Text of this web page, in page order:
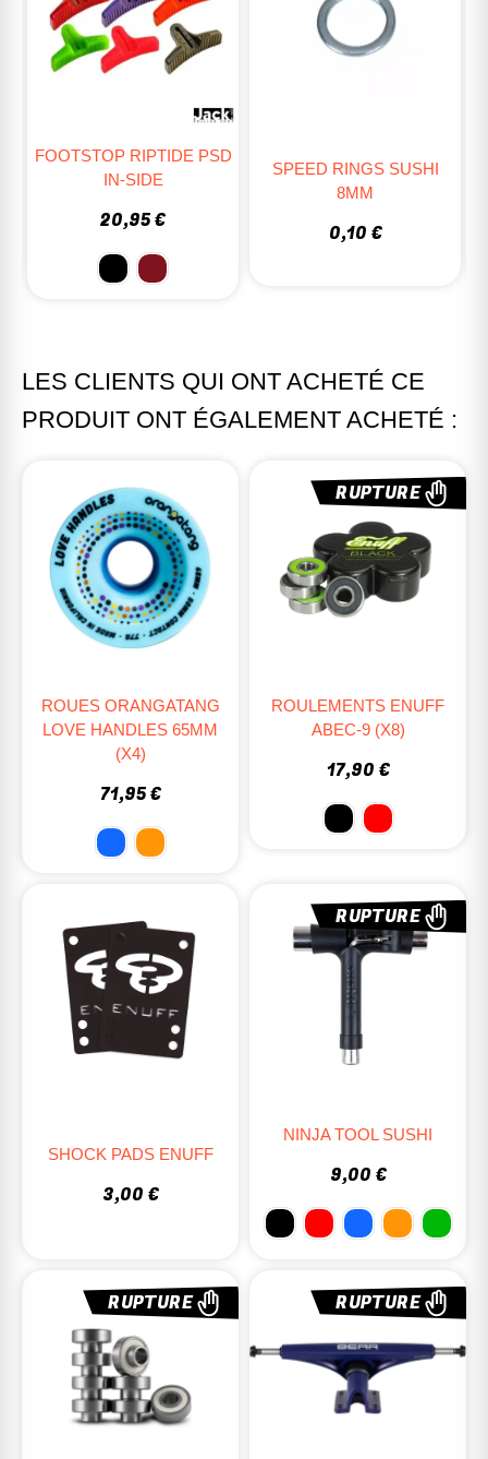
0,10 €
ECROUS DE TRUCKS
ENUFF
2,95 €
LES CLIENTS QUI ONT ACHETÉ CE
PRODUIT ONT ÉGALEMENT ACHETÉ :
ROUES ORANGATANG
LOVE HANDLES 65MM
(X4)
71,95 €
RUPTURE
ROULEMENTS ENUFF
ABEC-9 (X8)
17,90 €
SHOCK PADS ENUFF
3,00 €
RUPTURE
NINJA TOOL SUSHI
9,00 €
RUPTURE RUPTURE